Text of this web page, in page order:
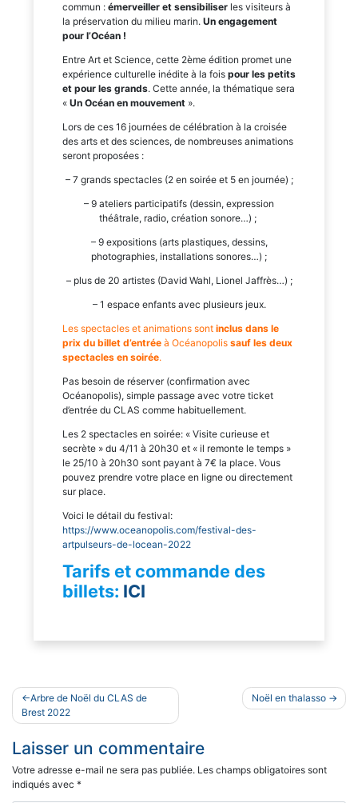
commun : émerveiller et sensibiliser les visiteurs à
la préservation du milieu marin. Un engagement
pour l’Océan !
Entre Art et Science, cette 2ème édition promet une
expérience culturelle inédite à la fois pour les petits
et pour les grands. Cette année, la thématique sera
« Un Océan en mouvement ».
Lors de ces 16 journées de célébration à la croisée
des arts et des sciences, de nombreuses animations
seront proposées :
– 7 grands spectacles (2 en soirée et 5 en journée) ;
– 9 ateliers participatifs (dessin, expression
théâtrale, radio, création sonore…) ;
– 9 expositions (arts plastiques, dessins,
photographies, installations sonores…) ;
– plus de 20 artistes (David Wahl, Lionel Jaffrès…) ;
– 1 espace enfants avec plusieurs jeux.
Les spectacles et animations sont inclus dans le
prix du billet d’entrée à Océanopolis sauf les deux
spectacles en soirée.
Pas besoin de réserver (confirmation avec
Océanopolis), simple passage avec votre ticket
d’entrée du CLAS comme habituellement.
Les 2 spectacles en soirée: « Visite curieuse et
secrète » du 4/11 à 20h30 et « il remonte le temps »
le 25/10 à 20h30 sont payant à 7€ la place. Vous
pouvez prendre votre place en ligne ou directement
sur place.
Voici le détail du festival:
https://www.oceanopolis.com/festival-des-
artpulseurs-de-locean-2022
Tarifs et commande des
billets: ICI
Navigation
de
Arbre de Noël du CLAS de
Brest 2022
Noël en thalasso
Laisser un commentaire
Votre adresse e-mail ne sera pas publiée. Les champs obligatoires sont
indiqués avec *